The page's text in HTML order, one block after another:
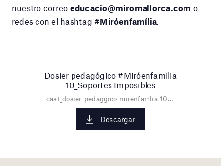
nuestro correo educacio@miromallorca.com o
redes con el hashtag#Miróenfamília
Dosier pedagógico #Miróenfamilia
10_Soportes Imposibles
cast_dosier-pedaggico-mirenfamlia-10_-soportes-imposibles.pdf
Descargar